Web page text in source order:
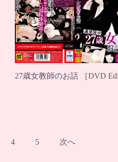
27歳女教師のお話 ［DVD
4 5 次へ